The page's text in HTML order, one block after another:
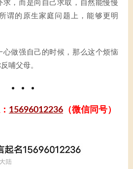
求，而是向自己求取，自然能慢慢
谓的原生家庭问题上，能够更明
心做强自己的时候，那么这个烦恼
哺父母。
15696012236 （微信同号）